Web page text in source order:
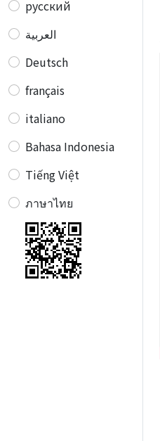
русский
العربية
Deutsch
français
italiano
Bahasa Indonesia
Tiếng Việt
ภาษาไทย